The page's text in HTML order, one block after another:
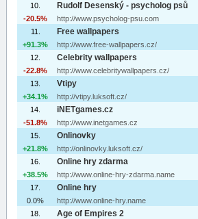
10.
Rudolf Desenský - psycholog psů
-20.5%
http://www.psycholog-psu.com
11.
Free wallpapers
+91.3%
http://www.free-wallpapers.cz/
12.
Celebrity wallpapers
-22.8%
http://www.celebritywallpapers.cz/
13.
Vtipy
+34.1%
http://vtipy.luksoft.cz/
14.
iNETgames.cz
-51.8%
http://www.inetgames.cz
15.
Onlinovky
+21.8%
http://onlinovky.luksoft.cz/
16.
Online hry zdarma
+38.5%
http://www.online-hry-zdarma.name
17.
Online hry
0.0%
http://www.online-hry.name
18.
Age of Empires 2